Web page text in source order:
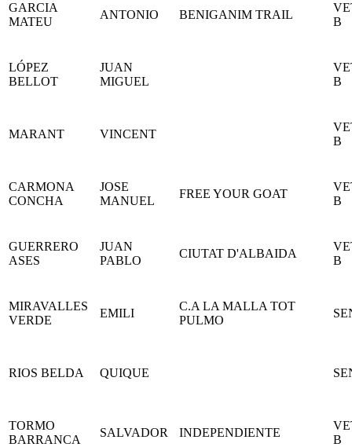
GARCIA
MATEU
ANTONIO BENIGANIM TRAIL
B
LÓPEZ
BELLOT
JUAN
MIGUEL
B
MARANT VINCENT
B
CARMONA
CONCHA
JOSE
MANUEL
FREE YOUR GOAT
B
GUERRERO
ASES
JUAN
PABLO
CIUTAT D'ALBAIDA
B
MIRAVALLES
VERDE
EMILI
C.A LA MALLA TOT
PULMO
RIOS BELDA QUIQUE
TORMO
BARRANCA
SALVADOR INDEPENDIENTE
B